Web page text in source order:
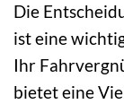
Die
ist eine
Ihr
bietet eine